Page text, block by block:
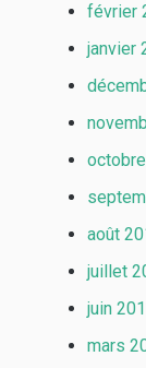
février
janvier
août
juillet
juin
mars